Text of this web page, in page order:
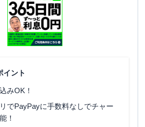
イント
みOK！
でPayPayに手数料なしでチャー
！